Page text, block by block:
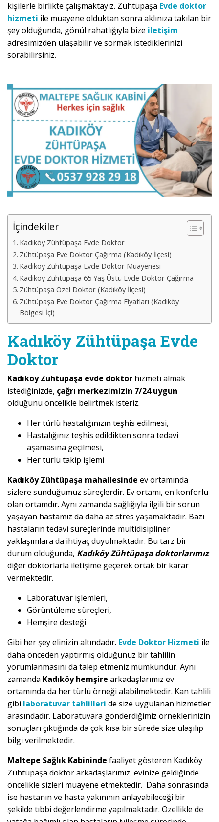
kişilerle birlikte çalışmaktayız. Zühtüpaşa Evde doktor
hizmeti ile muayene olduktan sonra aklınıza takılan bir
şey olduğunda, gönül rahatlığıyla bize iletişim
adresimizden ulaşabilir ve sormak istediklerinizi
sorabilirsiniz.
İçindekiler
Kadıköy Zühtüpaşa Evde Doktor
Zühtüpaşa Eve Doktor Çağırma (Kadıköy İlçesi)
Kadıköy Zühtüpaşa Evde Doktor Muayenesi
Kadıköy Zühtüpaşa 65 Yaş Üstü Evde Doktor Çağırma
Zühtüpaşa Özel Doktor (Kadıköy İlçesi)
Zühtüpaşa Eve Doktor Çağırma Fiyatları (Kadıköy
Bölgesi İçi)
Kadıköy Zühtüpaşa Evde
Doktor
Kadıköy Zühtüpaşa evde doktor hizmeti almak
istediğinizde, çağrı merkezimizin 7/24 uygun
olduğunu öncelikle belirtmek isteriz.
Her türlü hastalığınızın teşhis edilmesi,
Hastalığınız teşhis edildikten sonra tedavi
aşamasına geçilmesi,
Her türlü takip işlemi
Kadıköy Zühtüpaşa mahallesinde ev ortamında
sizlere sunduğumuz süreçlerdir. Ev ortamı, en konforlu
olan ortamdır. Aynı zamanda sağlığıyla ilgili bir sorun
yaşayan hastamız da daha az stres yaşamaktadır. Bazı
hastaların tedavi süreçlerinde multidisipliner
yaklaşımlara da ihtiyaç duyulmaktadır. Bu tarz bir
durum olduğunda, Kadıköy Zühtüpaşa doktorlarımız
diğer doktorlarla iletişime geçerek ortak bir karar
vermektedir.
Laboratuvar işlemleri,
Görüntüleme süreçleri,
Hemşire desteği
Gibi her şey elinizin altındadır. Evde Doktor Hizmeti ile
daha önceden yaptırmış olduğunuz bir tahlilin
yorumlanmasını da talep etmeniz mümkündür. Aynı
zamanda Kadıköy hemşire arkadaşlarımız ev
ortamında da her türlü örneği alabilmektedir. Kan tahlili
gibi laboratuvar tahlilleri de size uygulanan hizmetler
arasındadır. Laboratuvara gönderdiğimiz örneklerinizin
sonuçları çıktığında da çok kısa bir sürede size ulaşılıp
bilgi verilmektedir.
Maltepe Sağlık Kabininde faaliyet gösteren Kadıköy
Zühtüpaşa doktor arkadaşlarımız, evinize geldiğinde
öncelikle sizleri muayene etmektedir. Daha sonrasında
ise hastanın ve hasta yakınının anlayabileceği bir
şekilde tıbbi değerlendirme yapılmaktadır. Özellikle de